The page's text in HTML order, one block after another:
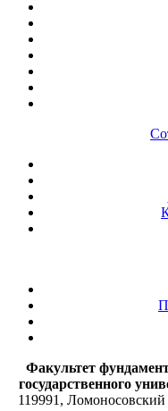
Факультет
государственного
119991,